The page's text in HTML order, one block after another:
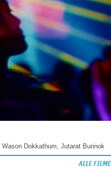
Wason Dokkathum, Jutarat Burinok
ALLE FILME